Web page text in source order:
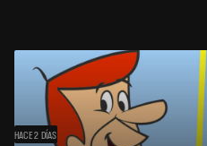
HACE 2 DÍAS